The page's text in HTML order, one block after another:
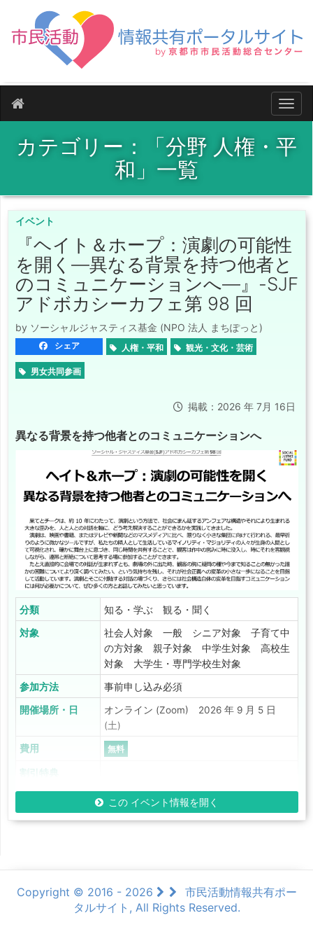
ナビ
カテゴリー：「分野 人権・平
和」一覧
イベント
『ヘイト＆ホープ：演劇の可能性
を開く―異なる背景を持つ他者と
のコミュニケーションへ―』-SJF
アドボカシーカフェ第 98 回
by ソーシャルジャスティス基金 (NPO 法人 まちぽっと)
シェア 人権・平和 観光・文化・芸術
男女共同参画
掲載：2026 年 7月 16日
異なる背景を持つ他者とのコミュニケーションへ
分類 知る・学ぶ 観る・聞く
対象
社会人対象 一般 シニア対象 子育て中
の方対象 親子対象 中学生対象 高校生
対象 大学生・専門学校生対象
参加方法 事前申し込み必須
開催場所・日
オンライン (Zoom) 2026 年 9 月 5 日
(土)
費用 無料
割引特典
この イベント情報を開く
Copyright © 2016 - 2026
市民活動情報共有ポー
タルサイト, All Rights Reserved.